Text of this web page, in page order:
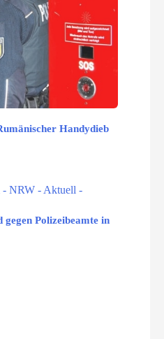
Handydieb
Polizeibeamte in